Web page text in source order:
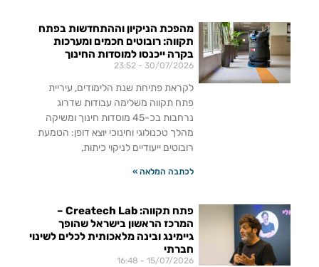
מהפכת הניקיון וההתחדשות בפתח
תקווה: רובוטים חכמים ומערכות
בקרה ייכנסו למוסדות החינוך
30/07/2026
לקראת פתיחת שנת הלימודים, עיריית
פתח תקווה משלימה עבודות שדרוג
נרחבות בכ-45 מוסדות חינוך ומשיקה
מהלך טכנולוגי וחינוכי יוצא דופן: הטמעת
רובוטים ייעודיים לניקוי כיתות,
לכתבה המלאה »
פתח תקווה: Createch Lab –
המרכז הראשון בישראל שהופך
גיימינג ובינה מלאכותית לכלים לשינוי
חברתי
15/07/2026